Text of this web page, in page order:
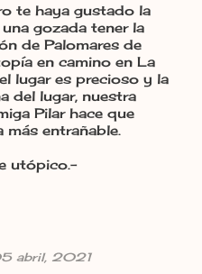
te haya gustado la
gozada tener la
de Palomares de
en camino en La
lugar es precioso y la
del lugar, nuestra
Pilar hace que
más entrañable.
utópico.-
abril, 2021